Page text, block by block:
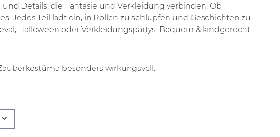
Details, die Fantasie und Verkleidung verbinden. Ob
Jedes Teil lädt ein, in Rollen zu schlüpfen und Geschichten zu
Halloween oder Verkleidungspartys. Bequem & kindgerecht –
besonders wirkungsvoll.